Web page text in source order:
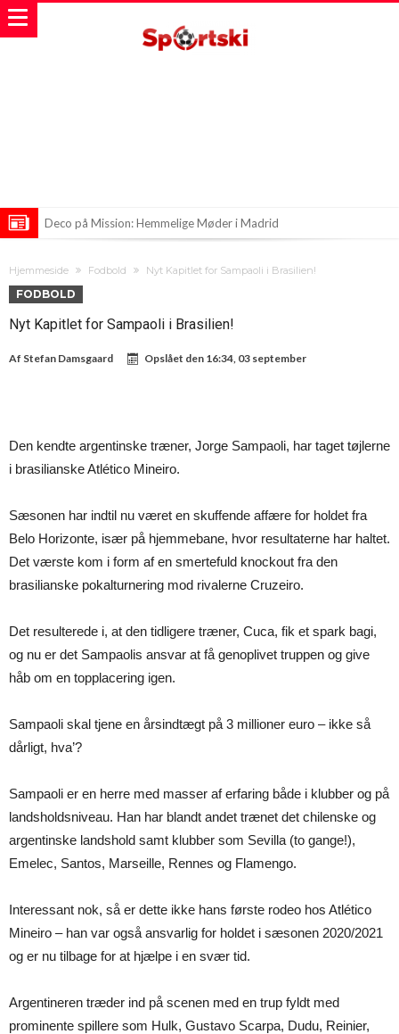
Deco på Mission: Hemmelige Møder i Madrid
Arsenal’s Største Sommerkøb Er Lige Om Hjørnet!
Hjemmeside Fodbold Nyt Kapitlet for Sampaoli i Brasilien!
FODBOLD
Nyt Kapitlet for Sampaoli i Brasilien!
Af Stefan Damsgaard Opslået den 16:34, 03 september
Den kendte argentinske træner, Jorge Sampaoli, har taget tøjlerne
i brasilianske Atlético Mineiro.
Sæsonen har indtil nu været en skuffende affære for holdet fra
Belo Horizonte, især på hjemmebane, hvor resultaterne har haltet.
Det værste kom i form af en smertefuld knockout fra den
brasilianske pokalturnering mod rivalerne Cruzeiro.
Det resulterede i, at den tidligere træner, Cuca, fik et spark bagi,
og nu er det Sampaolis ansvar at få genoplivet truppen og give
håb om en topplacering igen.
Sampaoli skal tjene en årsindtægt på 3 millioner euro – ikke så
dårligt, hva’?
Sampaoli er en herre med masser af erfaring både i klubber og på
landsholdsniveau. Han har blandt andet trænet det chilenske og
argentinske landshold samt klubber som Sevilla (to gange!),
Emelec, Santos, Marseille, Rennes og Flamengo.
Interessant nok, så er dette ikke hans første rodeo hos Atlético
Mineiro – han var også ansvarlig for holdet i sæsonen 2020/2021
og er nu tilbage for at hjælpe i en svær tid.
Argentineren træder ind på scenen med en trup fyldt med
prominente spillere som Hulk, Gustavo Scarpa, Dudu, Reinier,